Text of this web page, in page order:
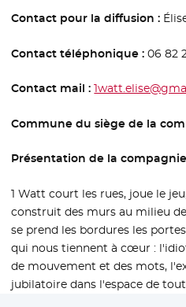
Contact pour la diffusion :
Contact téléphonique :06 82
Contact mail :
Commune du siège de la
Présentation de la
1 Watt court les rues, joue le
construit des murs au milieu
se prend les bordures les
qui nous tiennent à cœur :
de mouvement et des mots,
jubilatoire dans l'espace de